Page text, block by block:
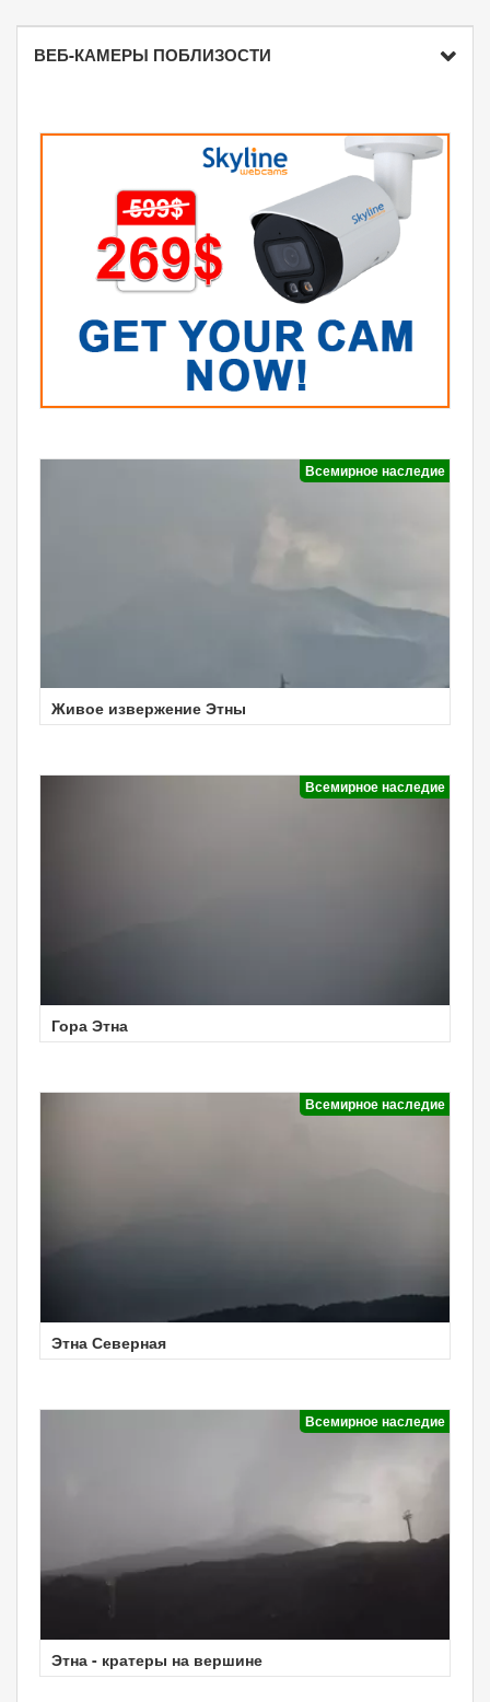
ВЕБ-КАМЕРЫ ПОБЛИЗОСТИ
Всемирное наследие
Живое извержение Этны
Всемирное наследие
Гора Этна
Всемирное наследие
Этна Северная
Всемирное наследие
Этна - кратеры на вершине